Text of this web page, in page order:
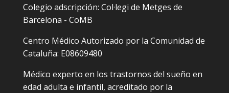
Colegio adscripción: Col·legi de Metges de
Barcelona - CoMB
Centro Médico Autorizado por la Comunidad de
Cataluña: E08609480
Médico experto en los trastornos del sueño en
edad adulta e infantil, acreditado por la